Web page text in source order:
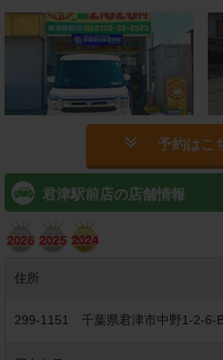
予約はこ
君津駅前店の店舗情報
住所
299-1151 千葉県君津市中野1-2-6-